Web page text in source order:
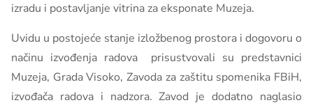
izradu i postavljanje vitrina za eksponate Muzeja.
Uvidu u postojeće stanje izložbenog prostora i dogovoru o
načinu izvođenja radova prisustvovali su predstavnici
Muzeja, Grada Visoko, Zavoda za zaštitu spomenika FBiH,
izvođača radova i nadzora. Zavod je dodatno naglasio